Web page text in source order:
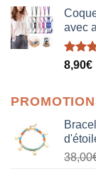
avec
Note
8,90€
38,00